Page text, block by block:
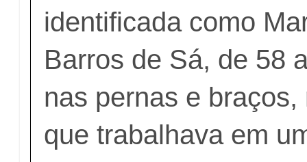
identificada como
Barros de Sá, de 58
nas pernas e
que trabalhava em